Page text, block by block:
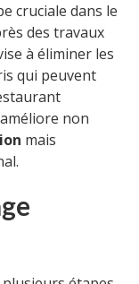
cruciale dans le
des travaux
à éliminer les
qui peuvent
non
mais